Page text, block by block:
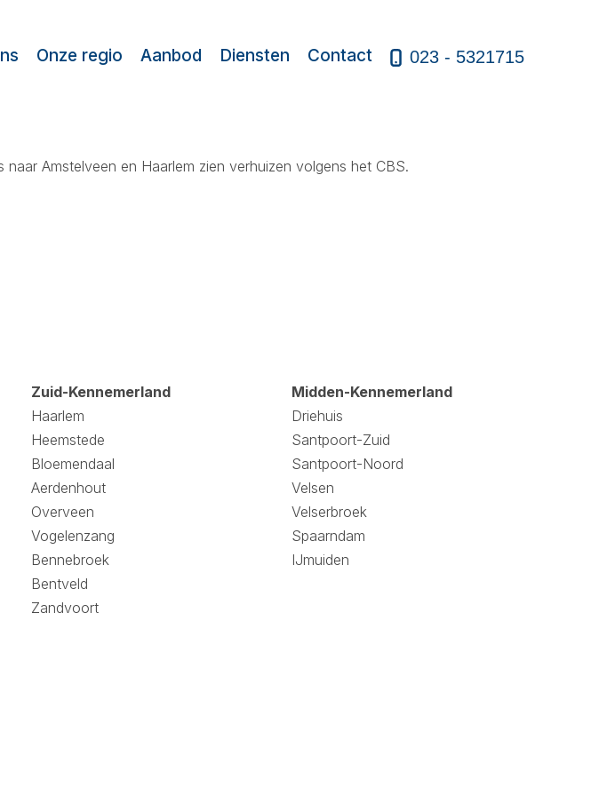
023 - 5321715
Onze regio Aanbod Diensten Contact
Amstelveen en Haarlem zien verhuizen volgens het CBS.
Zuid-Kennemerland
Haarlem
Heemstede
Bloemendaal
Aerdenhout
Overveen
Vogelenzang
Bennebroek
Bentveld
Zandvoort
Midden-Kennemerland
Driehuis
Santpoort-Zuid
Santpoort-Noord
Velsen
Velserbroek
Spaarndam
IJmuiden